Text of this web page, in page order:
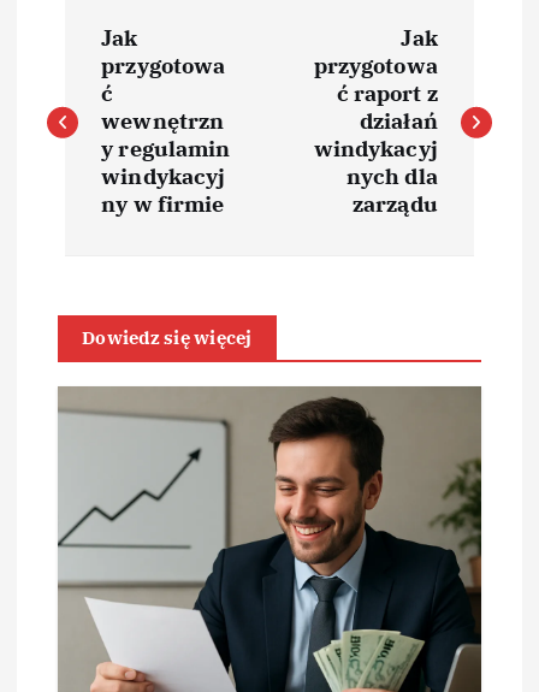
w
a
c
w
p
Jak
przygotowa
ć
wewnętrzn
y regulamin
windykacyj
ny w firmie
Jak
przygotowa
ć raport z
działań
windykacyj
nych dla
zarządu
Dowiedz się więcej